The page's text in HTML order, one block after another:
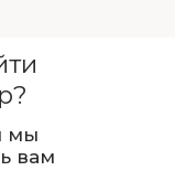
мы
вам